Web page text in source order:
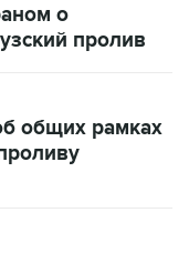
о
пролив
общих рамках